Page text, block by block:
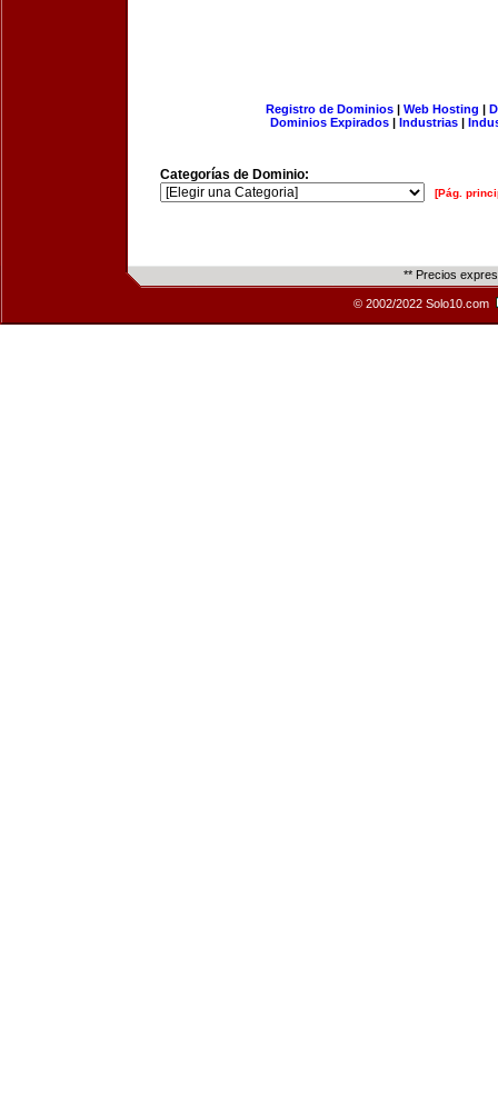
Registro de Dominios| Web Hosting |
Dominios Expirados | Industrias |
Categorías de Dominio:
[Pág.
** Precios
© 2002/2022 Solo10.com